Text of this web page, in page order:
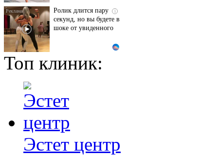
i
Ролик длится пару
секунд, но вы будете в
шоке от увиденного
Этот танец невесты
оставит вас без слов!
Ролик из Омска: вы
будете смеяться долго
Топ клиник:
Эстет центр